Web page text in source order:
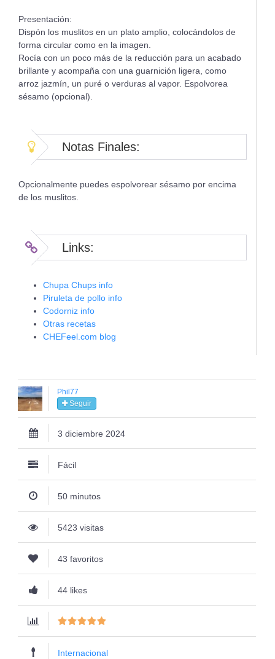
Presentación:
Dispón los muslitos en un plato amplio, colocándolos de
forma circular como en la imagen.
Rocía con un poco más de la reducción para un acabado
brillante y acompaña con una guarnición ligera, como
arroz jazmín, un puré o verduras al vapor. Espolvorea
sésamo (opcional).
Notas Finales:
Opcionalmente puedes espolvorear sésamo por encima
de los muslitos.
Links:
Chupa Chups info
Piruleta de pollo info
Codorniz info
Otras recetas
CHEFeel.com blog
Phil77
Seguir
3 diciembre 2024
Fácil
50 minutos
5423 visitas
43 favoritos
44 likes
Internacional